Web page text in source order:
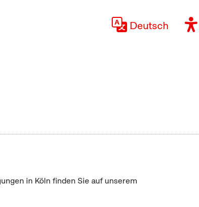
Deutsch
in Köln finden Sie auf unserem